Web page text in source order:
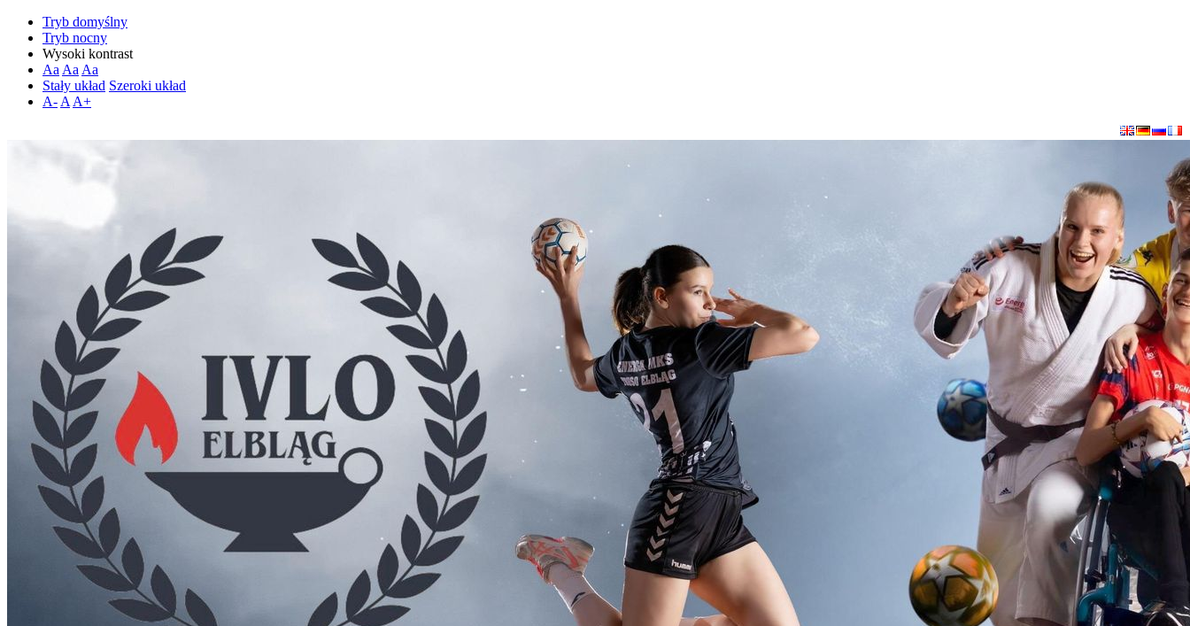
Tryb domyślny
Tryb nocny
Wysoki kontrast
Aa Aa Aa
Stały układ Szeroki układ
A- A A+